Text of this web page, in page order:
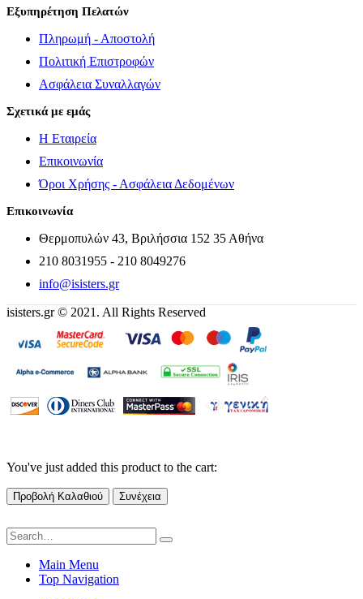
Εξυπηρέτηση Πελατών
Πληρωμή - Αποστολή
Πολιτική Επιστροφών
Ασφάλεια Συναλλαγών
Σχετικά με εμάς
Η Εταιρεία
Επικοινωνία
Όροι Χρήσης - Ασφάλεια Δεδομένων
Επικοινωνία
Θερμοπυλών 43, Βριλήσσια 152 35 Αθήνα
210 8031955 - 210 8049276
info@isisters.gr
isisters.gr © 2021. All Rights Reserved
You've just added this product to the cart:
Προβολή Καλαθιού Συνέχεια
Main Menu
Top Navigation